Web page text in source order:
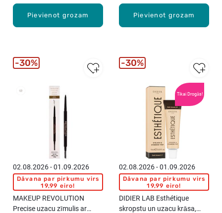
Pievienot grozam Pievienot grozam
02.08.2026 - 01.09.2026
Dāvana par pirkumu virs
19,99 eiro!
MAKEUP REVOLUTION
Precise uzacu zīmulis ar
30%
Tikai Drogās!
02.08.2026 - 01.09.2026
Dāvana par pirkumu virs
19,99 eiro!
DIDIER LAB Esthétique
skropstu un uzacu krāsa,
30%